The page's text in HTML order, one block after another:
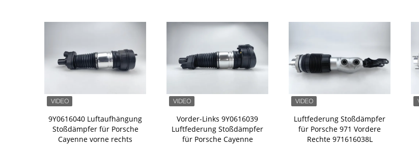
9Y0616040 Luftaufhängung
Stoßdämpfer für Porsche
Cayenne vorne rechts
Vorder-Links 9Y0616039
Luftfederung Stoßdämpfer
für Porsche Cayenne
Luftfederung Stoßdämpfer
für Porsche 971 Vordere
Rechte 971616038L